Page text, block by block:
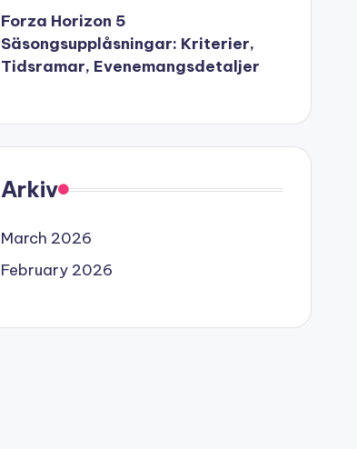
Forza Horizon 5
Säsongsupplåsningar: Kriterier,
Tidsramar, Evenemangsdetaljer
Arkiv
March 2026
February 2026